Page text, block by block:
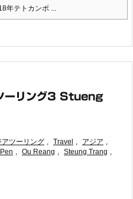
年テトカンボ ...
ーリング3 Stueng
ツーリング , Travel , アジア ,
, Ou Reang , Steung Trang ,